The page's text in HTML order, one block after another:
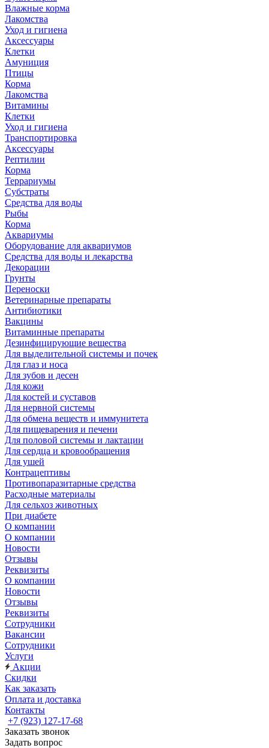
Влажные корма
Лакомства
Уход и гигиена
Аксессуары
Клетки
Амуниция
Птицы
Корма
Лакомства
Витамины
Клетки
Уход и гигиена
Транспортировка
Аксессуары
Рептилии
Корма
Террариумы
Субстраты
Средства для воды
Рыбы
Корма
Аквариумы
Оборудование для аквариумов
Средства для воды и лекарства
Декорации
Грунты
Переноски
Ветеринарные препараты
Антибиотики
Вакцины
Витаминные препараты
Дезинфицирующие вещества
Для выделительной системы и почек
Для глаз и носа
Для зубов и десен
Для кожи
Для костей и суставов
Для нервной системы
Для обмена веществ и иммунитета
Для пищеварения и печени
Для половой системы и лактации
Для сердца и кровообращения
Для ушей
Контрацептивы
Противопаразитарные средства
Расходные материалы
Для сельхоз животных
При диабете
О компании
О компании
Новости
Отзывы
Реквизиты
О компании
Новости
Отзывы
Реквизиты
Сотрудники
Вакансии
Сотрудники
Услуги
Акции
Скидки
Как заказать
Оплата и доставка
Контакты
+7 (923) 127-17-68
Заказать звонок
Задать вопрос